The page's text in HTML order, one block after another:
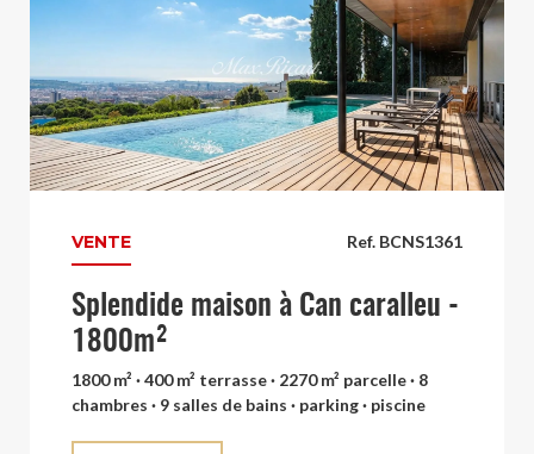
Ref. BCNS1361
VENTE
Splendide maison à Can caralleu -
1800m²
1800 m² · 400 m² terrasse · 2270 m² parcelle · 8
chambres · 9 salles de bains · parking · piscine